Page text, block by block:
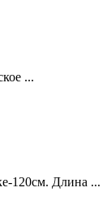
...
120см. Длина ...